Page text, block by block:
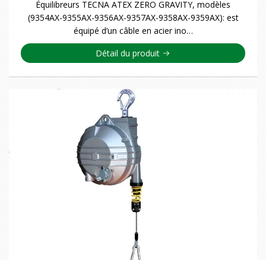
Équilibreurs TECNA ATEX ZERO GRAVITY, modèles
(9354AX-9355AX-9356AX-9357AX-9358AX-9359AX): est
équipé d’un câble en acier ino…
Détail du produit